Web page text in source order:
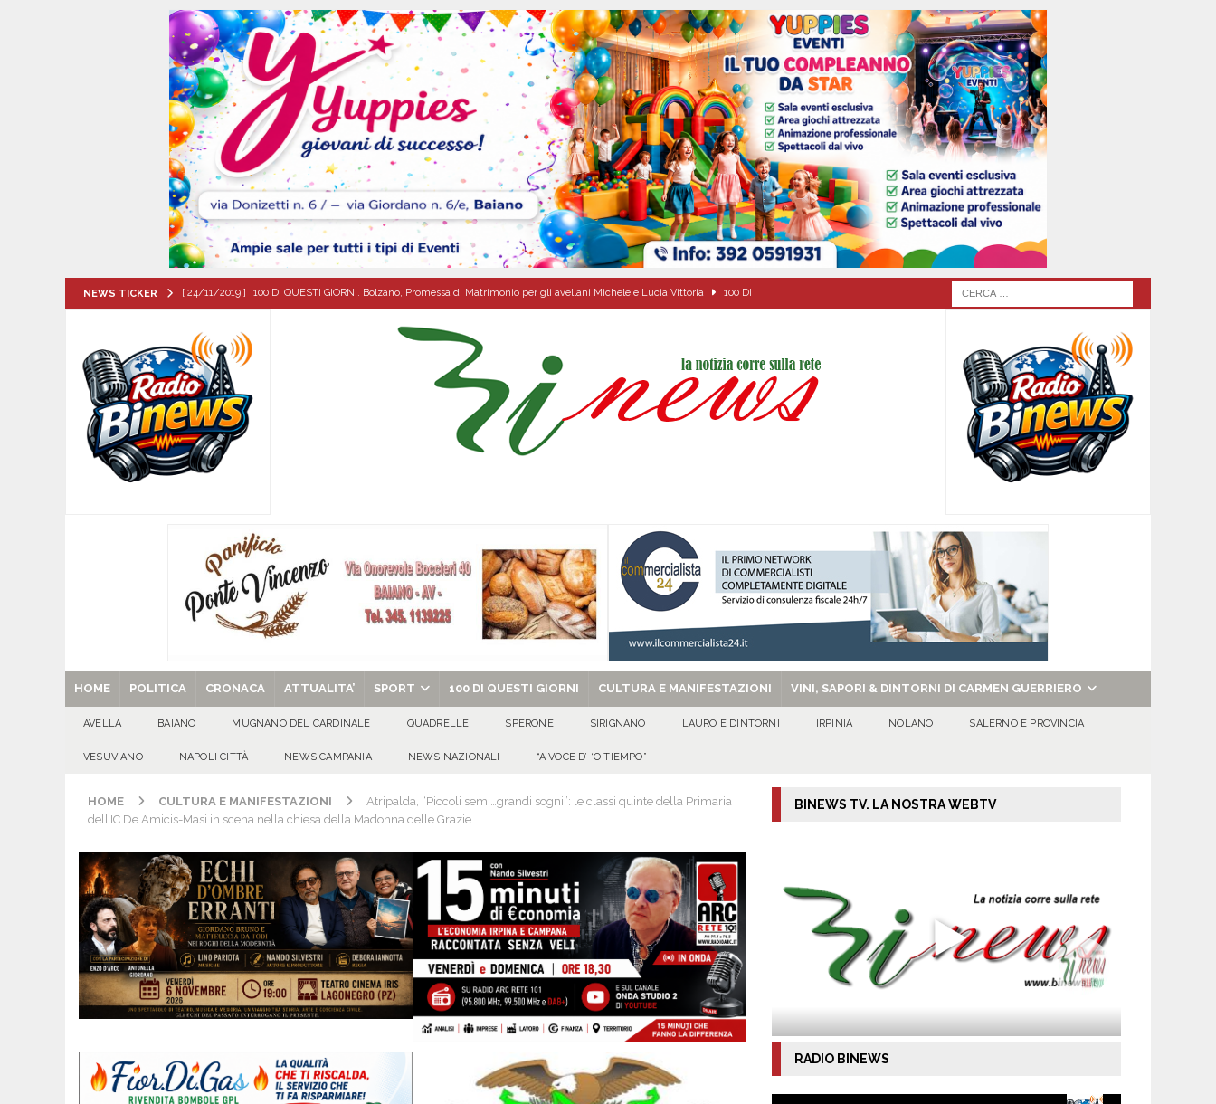
NEWS TICKER [ 24/11/2019 ] 100 DI QUESTI GIORNI. Bolzano, Promessa di Matrimonio per gli avellani Michele e Lucia Vittoria 100 DI
[ 08/08/2026 ] Forino (AV): Sale l’attesa per il concerto del 10 agosto di Anna Tatangelo in occasione dei festeggiamenti
patronali
[ 08/08/2026 ] Quadrelle in Festa: Tutto pronto per i solenni festeggiamenti in onore di San Giovanni Battista 2026!
EVIDENZA
[ 08/08/2026 ]
[ 08/08/2026 ] U.S. Avellino. Sponsor e kit gara della stagione 2026/27
[ 08/08/2026 ] Avella: lutto per la scomparsa di Antonio Napolitano AVELLA
[ 29/08/2025 ] SANT’Oggi. Venerdì 29 agosto la chiesa celebra il Martirio di san Giovanni Battista e santa Sabina EVIDENZA
HOME POLITICA CRONACA ATTUALITA’ SPORT 100 DI QUESTI GIORNI CULTURA E MANIFESTAZIONI VINI, SAPORI & DINTORNI DI CARMEN GUERRIERO
AVELLA BAIANO MUGNANO DEL CARDINALE QUADRELLE SPERONE SIRIGNANO LAURO E DINTORNI IRPINIA NOLANO SALERNO E PROVINCIA
VESUVIANO NAPOLI CITTÀ NEWS CAMPANIA NEWS NAZIONALI “A VOCE D’ ‘O TIEMPO”
HOME CULTURA E MANIFESTAZIONI
Atripalda, “Piccoli semi…grandi sogni”: le classi quinte della Primaria
dell’IC De Amicis-Masi in scena nella chiesa della Madonna delle Grazie
BINEWS TV. LA NOSTRA WEBTV
RADIO BINEWS